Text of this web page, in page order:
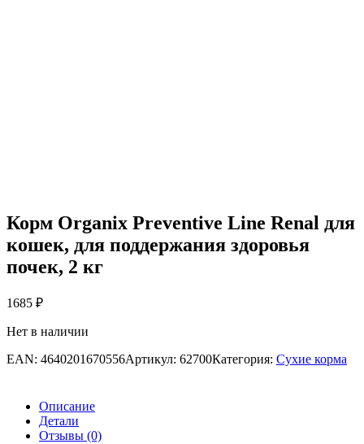
Корм Organix Preventive Line Renal для
кошек, для поддержания здоровья
почек, 2 кг
1685 ₽
Нет в наличии
EAN: 4640201670556Артикул: 62700Категория: Сухие корма
Описание
Детали
Отзывы (0)